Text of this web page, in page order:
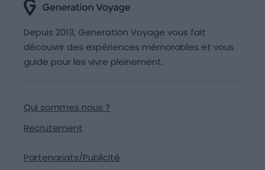
Depuis 2013, Generation Voyage vous fait
découvrir des expériences mémorables et vous
guide pour les vivre pleinement.
Qui sommes nous ?
Recrutement
Partenariats/Publicité